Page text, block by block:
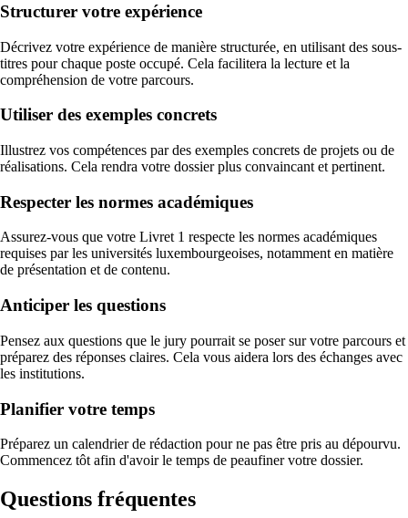
Structurer votre expérience
Décrivez votre expérience de manière structurée, en utilisant des sous-
titres pour chaque poste occupé. Cela facilitera la lecture et la
compréhension de votre parcours.
Utiliser des exemples concrets
Illustrez vos compétences par des exemples concrets de projets ou de
réalisations. Cela rendra votre dossier plus convaincant et pertinent.
Respecter les normes académiques
Assurez-vous que votre Livret 1 respecte les normes académiques
requises par les universités luxembourgeoises, notamment en matière
de présentation et de contenu.
Anticiper les questions
Pensez aux questions que le jury pourrait se poser sur votre parcours et
préparez des réponses claires. Cela vous aidera lors des échanges avec
les institutions.
Planifier votre temps
Préparez un calendrier de rédaction pour ne pas être pris au dépourvu.
Commencez tôt afin d'avoir le temps de peaufiner votre dossier.
Questions fréquentes